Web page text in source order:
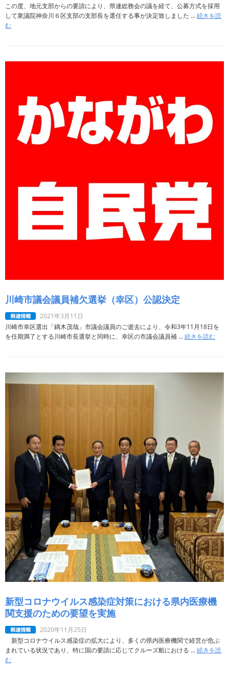
この度、地元支部からの要請により、県連総務会の議を経て、公募方式を採用
して衆議院神奈川６区支部の支部長を選任する事が決定致しました ...続きを読
む
川崎市議会議員補欠選挙（幸区）公認決定
2021年3月11日
川崎市幸区選出「鏑木茂哉」市議会議員のご逝去により、令和3年11月18日を
を任期満了とする川崎市長選挙と同時に、幸区の市議会議員補 ...続きを読む
新型コロナウイルス感染症対策における県内医療機
関支援のための要望を実施
2020年11月25日
新型コロナウイルス感染症の拡大により、多くの県内医療機関で経営が危ぶ
まれている状況であり、特に国の要請に応じてクルーズ船における ...続きを読
む